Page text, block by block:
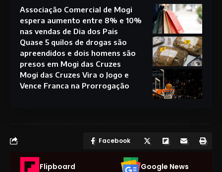
Associação Comercial de Mogi
espera aumento entre 8% e 10%
nas vendas de Dia dos Pais
Quase 5 quilos de drogas são
apreendidos e dois homens são
presos em Mogi das Cruzes
Mogi das Cruzes Vira o Jogo e
Vence Franca na Prorrogação
Facebook
Flipboard Google News